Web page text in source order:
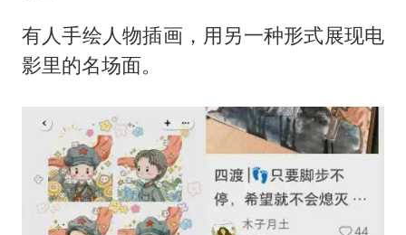
有人手绘人物插画，用另一种形式展现电
影里的名场面。